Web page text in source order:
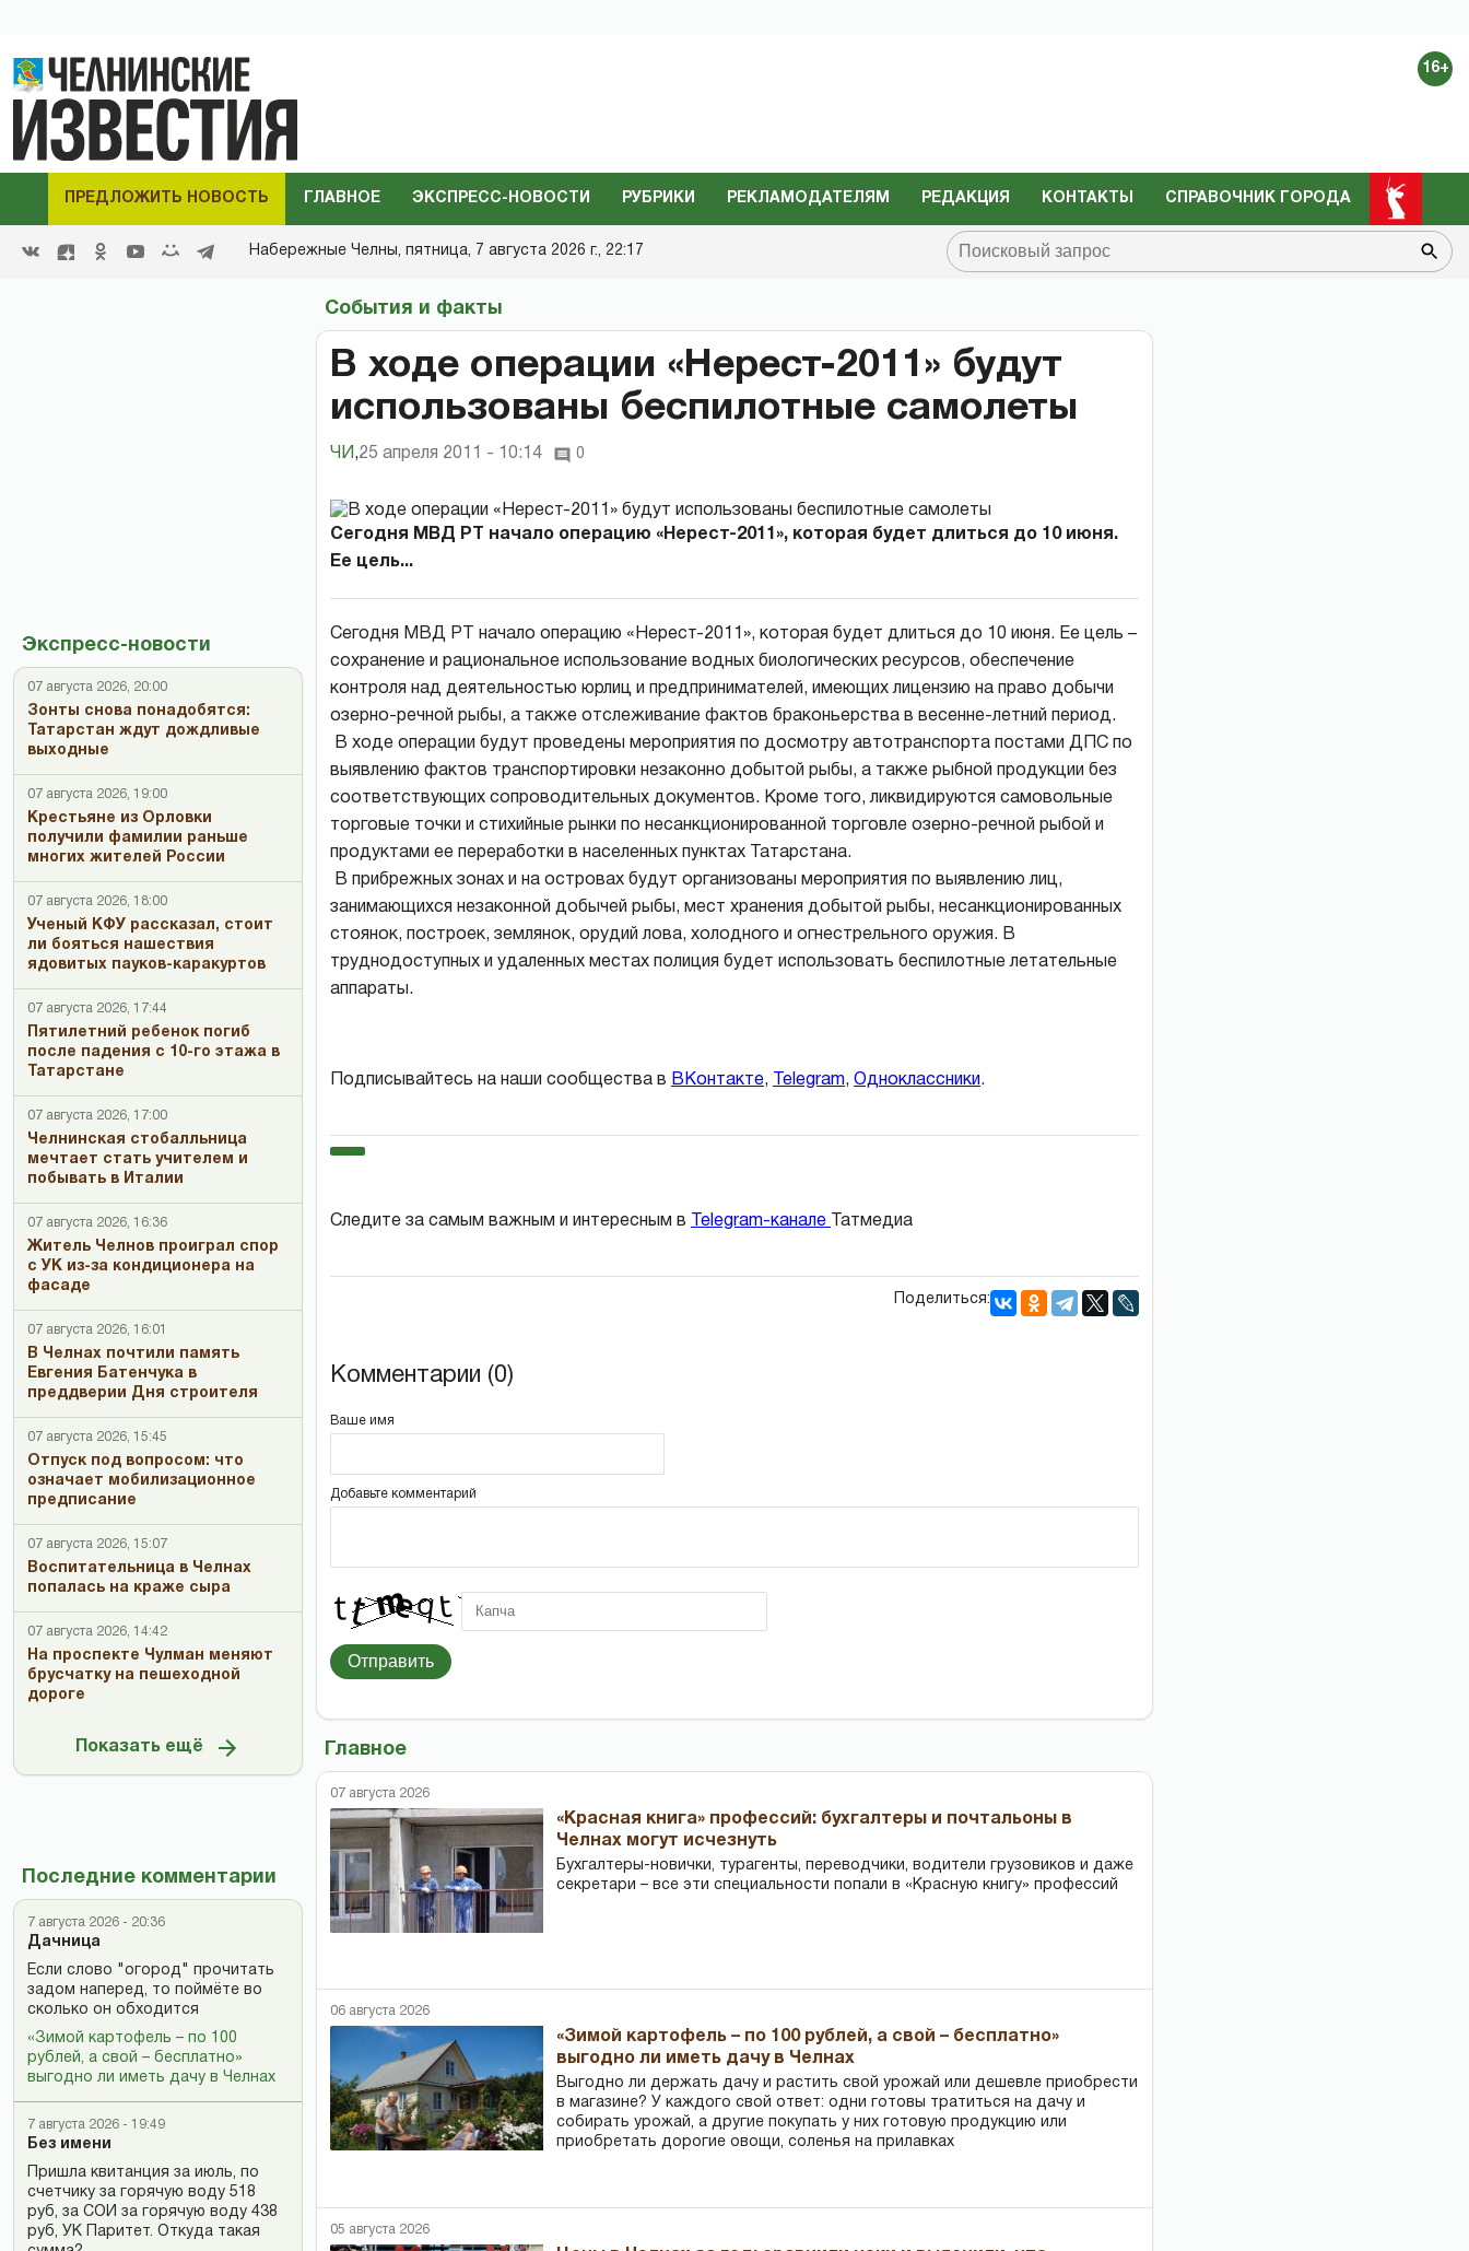
16+
ПРЕДЛОЖИТЬ НОВОСТЬ ГЛАВНОЕ ЭКСПРЕСС-НОВОСТИ РУБРИКИ РЕКЛАМОДАТЕЛЯМ РЕДАКЦИЯ КОНТАКТЫ СПРАВОЧНИК ГОРОДА
Набережные Челны, пятница, 7 августа 2026 г., 22:17
Экспресс-новости
07 августа 2026, 20:00
Зонты снова понадобятся:
Татарстан ждут дождливые
выходные
07 августа 2026, 19:00
Крестьяне из Орловки
получили фамилии раньше
многих жителей России
07 августа 2026, 18:00
Ученый КФУ рассказал, стоит
ли бояться нашествия
ядовитых пауков-каракуртов
07 августа 2026, 17:44
Пятилетний ребенок погиб
после падения с 10-го этажа в
Татарстане
07 августа 2026, 17:00
Челнинская стобалльница
мечтает стать учителем и
побывать в Италии
07 августа 2026, 16:36
Житель Челнов проиграл спор
с УК из-за кондиционера на
фасаде
07 августа 2026, 16:01
В Челнах почтили память
Евгения Батенчука в
преддверии Дня строителя
07 августа 2026, 15:45
Отпуск под вопросом: что
означает мобилизационное
предписание
07 августа 2026, 15:07
Воспитательница в Челнах
попалась на краже сыра
07 августа 2026, 14:42
На проспекте Чулман меняют
брусчатку на пешеходной
дороге
Показать ещё
Последние комментарии
7 августа 2026 - 20:36
Дачница
Если слово "огород" прочитать
задом наперед, то поймёте во
сколько он обходится
«Зимой картофель – по 100
рублей, а свой – бесплатно»
выгодно ли иметь дачу в Челнах
7 августа 2026 - 19:49
Без имени
Пришла квитанция за июль, по
счетчику за горячую воду 518
руб, за СОИ за горячую воду 438
руб, УК Паритет. Откуда такая
События и факты
В ходе операции «Нерест-2011» будут
использованы беспилотные самолеты
ЧИ ,25 апреля 2011 - 10:14 0
Сегодня МВД РТ начало операцию «Нерест-2011», которая будет длиться до 10 июня.
Ее цель...
Сегодня МВД РТ начало операцию «Нерест-2011», которая будет длиться до 10 июня. Ее цель –
сохранение и рациональное использование водных биологических ресурсов, обеспечение
контроля над деятельностью юрлиц и предпринимателей, имеющих лицензию на право добычи
озерно-речной рыбы, а также отслеживание фактов браконьерства в весенне-летний период.
В ходе операции будут проведены мероприятия по досмотру автотранспорта постами ДПС по
выявлению фактов транспортировки незаконно добытой рыбы, а также рыбной продукции без
соответствующих сопроводительных документов. Кроме того, ликвидируются самовольные
торговые точки и стихийные рынки по несанкционированной торговле озерно-речной рыбой и
продуктами ее переработки в населенных пунктах Татарстана.
В прибрежных зонах и на островах будут организованы мероприятия по выявлению лиц,
занимающихся незаконной добычей рыбы, мест хранения добытой рыбы, несанкционированных
стоянок, построек, землянок, орудий лова, холодного и огнестрельного оружия. В
труднодоступных и удаленных местах полиция будет использовать беспилотные летательные
аппараты.
Подписывайтесь на наши сообщества в ВКонтакте, Telegram, Одноклассники.
Следите за самым важным и интересным в Telegram-канале Татмедиа
Поделиться:
Комментарии (0)
Ваше имя
Добавьте комментарий
Отправить
Главное
07 августа 2026
«Красная книга» профессий: бухгалтеры и почтальоны в
Челнах могут исчезнуть
Бухгалтеры-новички, тур­агенты, переводчики, водители грузовиков и даже
секретари – все эти специальности попали в «Красную книгу» профессий
06 августа 2026
«Зимой картофель – по 100 рублей, а свой – бесплатно»
выгодно ли иметь дачу в Челнах
Выгодно ли держать дачу и растить свой урожай или дешевле приобрести
в магазине? У каждого свой ответ: одни готовы тратиться на дачу и
собирать урожай, а другие покупать у них готовую продукцию или
приобретать дорогие овощи, соленья на прилавках
05 августа 2026